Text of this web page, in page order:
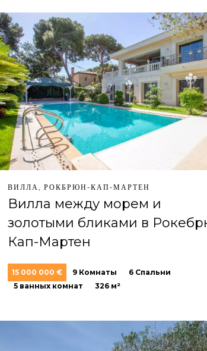
ВИЛЛА, РОКБРЮН-КАП-МАРТЕН
Вилла между морем и
золотыми бликами в
Кап-Мартен
15 000 000 € 9 Комнаты
6 Спальни
5 ванных комнат
326 м²